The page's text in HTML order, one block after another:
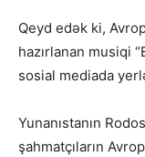
Qeyd edək ki,
hazırlanan musiqi
sosial mediada
Yunanıstanın
şahmatçıların